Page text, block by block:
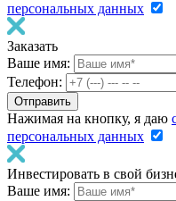
персональных данных
Заказать
Ваше имя:
Телефон:
Нажимая на кнопку, я даю
персональных данных
Инвестировать в свой
Ваше имя: